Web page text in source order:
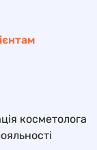
косметолога